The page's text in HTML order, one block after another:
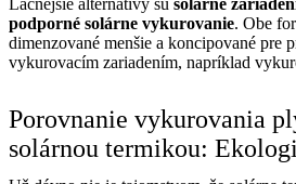
podporné solárne vykurovanie. Obe
dimenzované menšie a koncipované pre
vykurovacím zariadením, napríklad
Porovnanie vykurovania
solárnou termikou: